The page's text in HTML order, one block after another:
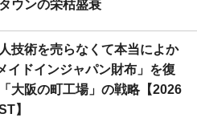
ウンの栄枯盛衰
技術を売らなくて本当によか
イドインジャパン財布」を復
大阪の町工場」の戦略【2026
】